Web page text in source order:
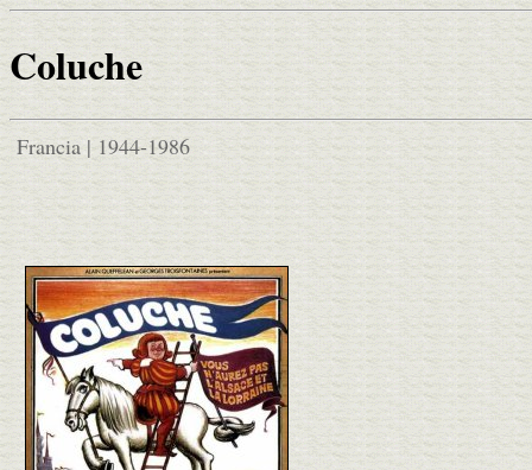
Coluche
Francia | 1944-1986